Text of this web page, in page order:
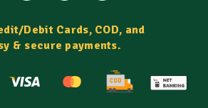
Debit Cards, COD, and
& secure payments.